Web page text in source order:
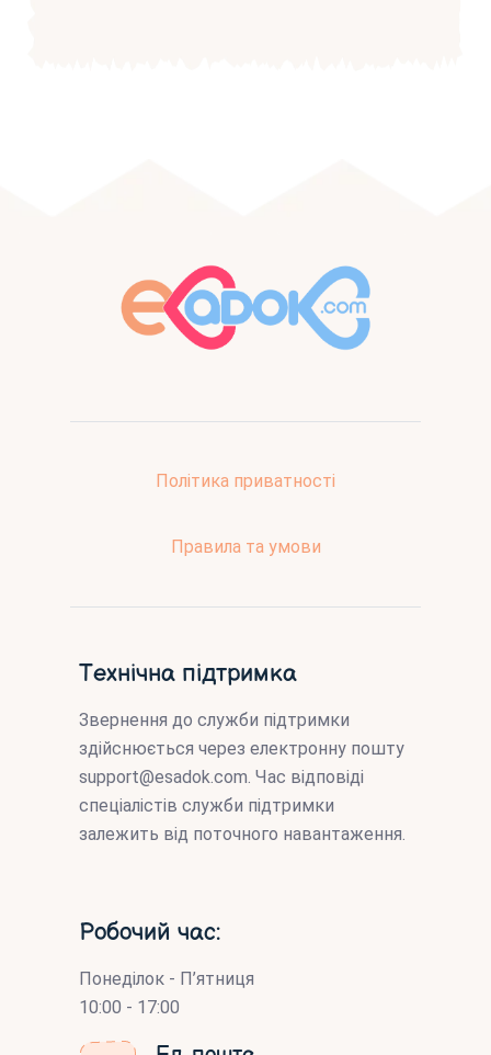
Політика приватності
Правила та умови
Технічна підтримка
Звернення до служби підтримки
здійснюється через електронну пошту
support@esadok.com. Час відповіді
спеціалістів служби підтримки
залежить від поточного навантаження.
Робочий час:
Понеділок - П’ятниця
10:00 - 17:00